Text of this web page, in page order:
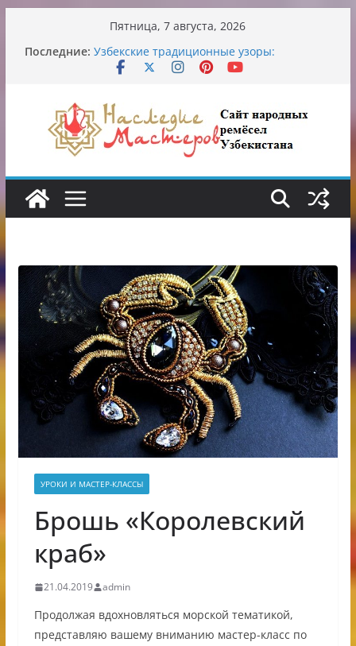
содержимому
Пятница, 7 августа, 2026
Последние: Обрушение на одном из ключевых
перекрёстков Ташкента: перекрыт
путепровод на Буюк Ипак Йули
символика и происхождение
Аэропорт Ташкента переедет после 2030
года
Опасная диета Алины Загитовой
От знахарей до университетских клиник
УРОКИ И МАСТЕР-КЛАССЫ
Брошь «Королевский
краб»
21.04.2019 admin
Продолжая вдохновляться морской тематикой,
представляю вашему вниманию мастер-класс по